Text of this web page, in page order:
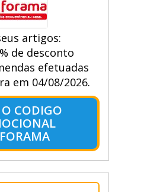
artigos:
de desconto
efetuadas
em 04/08/2026.
CODIGO